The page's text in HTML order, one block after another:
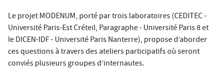
Le projet MODENUM, porté par trois laboratoires (CEDITEC -
Université Paris-Est Créteil, Paragraphe - Université Paris 8 et
le DICEN-IDF - Université Paris Nanterre), propose d’aborder
ces questions à travers des ateliers participatifs où seront
conviés plusieurs groupes d’internautes.